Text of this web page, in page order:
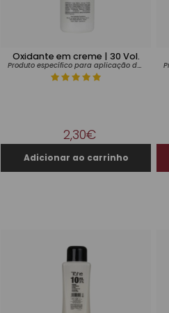
Oxidante em creme | 30 Vol.
Produto específico para aplicação de tintas
2,30€